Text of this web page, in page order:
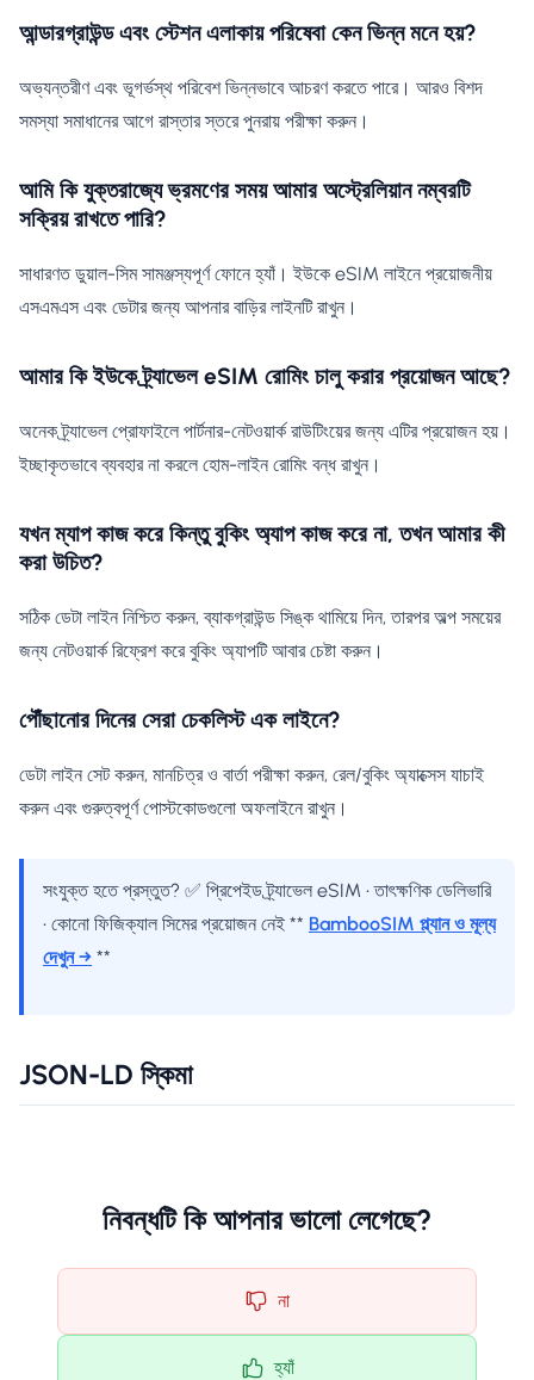
আন্ডারগ্রাউন্ড এবং স্টেশন এলাকায় পরিষেবা কেন ভিন্ন মনে হয়?
অভ্যন্তরীণ এবং ভূগর্ভস্থ পরিবেশ ভিন্নভাবে আচরণ করতে পারে। আরও বিশদ
সমস্যা সমাধানের আগে রাস্তার স্তরে পুনরায় পরীক্ষা করুন।
আমি কি যুক্তরাজ্যে ভ্রমণের সময় আমার অস্ট্রেলিয়ান নম্বরটি
সক্রিয় রাখতে পারি?
সাধারণত ডুয়াল-সিম সামঞ্জস্যপূর্ণ ফোনে হ্যাঁ। ইউকে eSIM লাইনে প্রয়োজনীয়
এসএমএস এবং ডেটার জন্য আপনার বাড়ির লাইনটি রাখুন।
আমার কি ইউকে ট্র্যাভেল eSIM রোমিং চালু করার প্রয়োজন আছে?
অনেক ট্র্যাভেল প্রোফাইলে পার্টনার-নেটওয়ার্ক রাউটিংয়ের জন্য এটির প্রয়োজন হয়।
ইচ্ছাকৃতভাবে ব্যবহার না করলে হোম-লাইন রোমিং বন্ধ রাখুন।
যখন ম্যাপ কাজ করে কিন্তু বুকিং অ্যাপ কাজ করে না, তখন আমার কী
করা উচিত?
সঠিক ডেটা লাইন নিশ্চিত করুন, ব্যাকগ্রাউন্ড সিঙ্ক থামিয়ে দিন, তারপর অল্প সময়ের
জন্য নেটওয়ার্ক রিফ্রেশ করে বুকিং অ্যাপটি আবার চেষ্টা করুন।
পৌঁছানোর দিনের সেরা চেকলিস্ট এক লাইনে?
ডেটা লাইন সেট করুন, মানচিত্র ও বার্তা পরীক্ষা করুন, রেল/বুকিং অ্যাক্সেস যাচাই
করুন এবং গুরুত্বপূর্ণ পোস্টকোডগুলো অফলাইনে রাখুন।
সংযুক্ত হতে প্রস্তুত? ✅ প্রিপেইড ট্র্যাভেল eSIM • তাৎক্ষণিক ডেলিভারি
• কোনো ফিজিক্যাল সিমের প্রয়োজন নেই ** BambooSIM প্ল্যান ও মূল্য
দেখুন → **
JSON-LD স্কিমা
নিবন্ধটি কি আপনার ভালো লেগেছে?
না
হ্যাঁ